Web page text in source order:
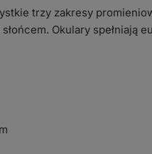
trzy zakresy
Okulary spełniają